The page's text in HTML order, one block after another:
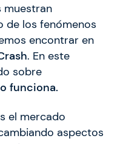
muestran
de los fenómenos
encontrar en
. En este
sobre
funciona.
el mercado
aspectos